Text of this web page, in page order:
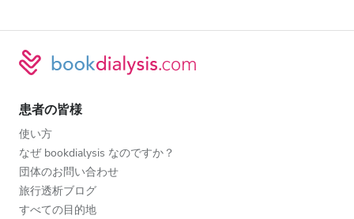
患者の皆様
使い方
なぜ bookdialysis なのですか？
団体のお問い合わせ
旅行透析ブログ
すべての目的地